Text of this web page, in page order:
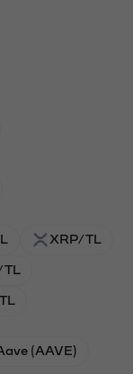
XRP/TL
(AAVE)